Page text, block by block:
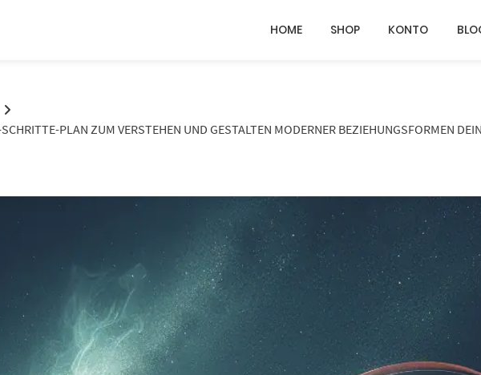
HOME SHOP KONTO
PLAN ZUM VERSTEHEN UND GESTALTEN MODERNER BEZIEHUNGSFORMEN